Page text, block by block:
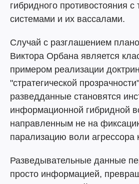
гибридного противостояния
системами и их вассалами.
Случай с разглашением
Виктора Орбана является
примером реализации
"стратегической
разведданные становятся
информационной гибридной
направленным не на
парализацию воли агрессора
Разведывательные данные
просто информацией,